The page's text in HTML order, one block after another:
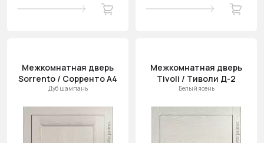
Межкомнатная дверь
Sorrento / Сорренто А4
Дуб шампань
Межкомнатная дверь
Tivoli / Тиволи Д-2
Белый ясень